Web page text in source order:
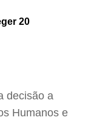
20
decisão a
Humanos e